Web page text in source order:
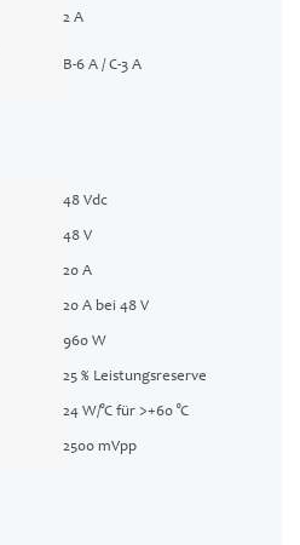
2 A
B-6 A / C-3 A
48 Vdc
48 V
20 A
20 A bei 48 V
960 W
25 % Leistungsreserve
24 W/°C für >+60 °C
2500 mVpp